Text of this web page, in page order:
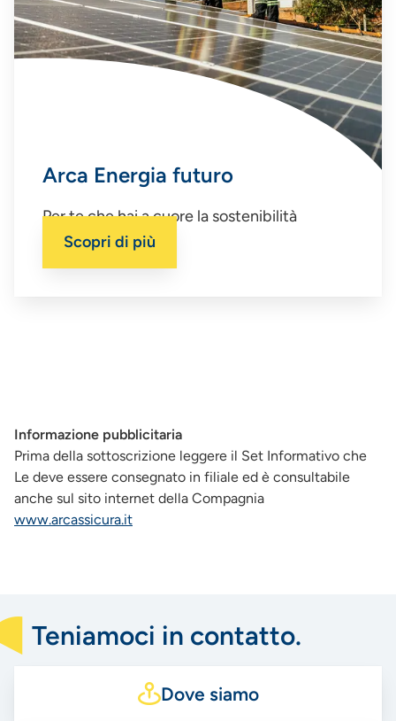
Arca Energia futuro
Per te che hai a cuore la sostenibilità
dell’ambiente.
Scopri di più
Informazione pubblicitaria
Prima della sottoscrizione leggere il Set Informativo che
Le deve essere consegnato in filiale ed è consultabile
anche sul sito internet della Compagnia
www.arcassicura.it
Teniamoci in contatto.
Dove siamo